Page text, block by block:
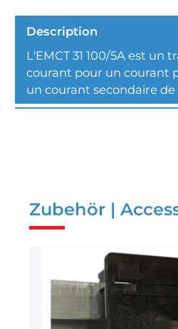
Description
L'EMCT 31 100/5A est un
courant pour un courant
un courant secondaire de
Zubehör |